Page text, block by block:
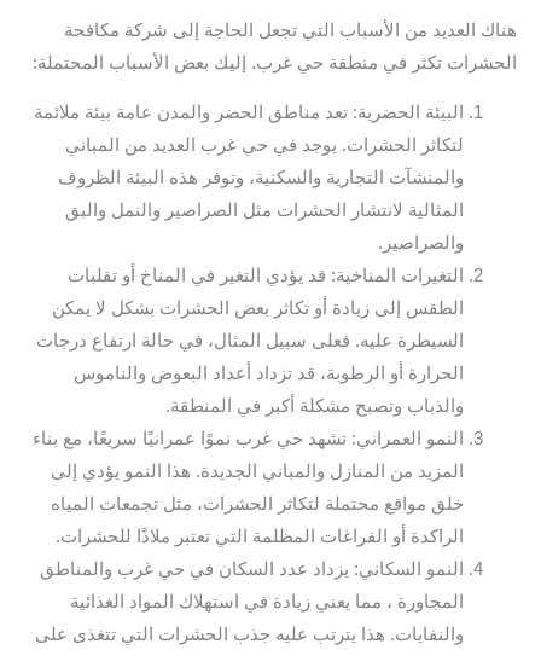
هناك العديد من الأسباب التي تجعل الحاجة إلى شركة مكافحة
الحشرات تكثر في منطقة حي غرب. إليك بعض الأسباب المحتملة:
البيئة الحضرية: تعد مناطق الحضر والمدن عامة بيئة ملائمة
لتكاثر الحشرات. يوجد في حي غرب العديد من المباني
والمنشآت التجارية والسكنية، وتوفر هذه البيئة الظروف
المثالية لانتشار الحشرات مثل الصراصير والنمل والبق
والصراصير.
التغيرات المناخية: قد يؤدي التغير في المناخ أو تقلبات
الطقس إلى زيادة أو تكاثر بعض الحشرات بشكل لا يمكن
السيطرة عليه. فعلى سبيل المثال، في حالة ارتفاع درجات
الحرارة أو الرطوبة، قد تزداد أعداد البعوض والناموس
والذباب وتصبح مشكلة أكبر في المنطقة.
النمو العمراني: تشهد حي غرب نموًا عمرانيًا سريعًا، مع بناء
المزيد من المنازل والمباني الجديدة. هذا النمو يؤدي إلى
خلق مواقع محتملة لتكاثر الحشرات، مثل تجمعات المياه
الراكدة أو الفراغات المظلمة التي تعتبر ملاذًا للحشرات.
النمو السكاني: يزداد عدد السكان في حي غرب والمناطق
المجاورة ، مما يعني زيادة في استهلاك المواد الغذائية
والنفايات. هذا يترتب عليه جذب الحشرات التي تتغذى على